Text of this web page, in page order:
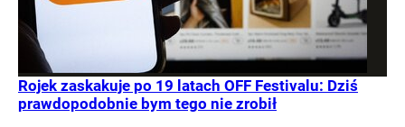
Rojek zaskakuje po 19 latach OFF Festivalu: Dziś
prawdopodobnie bym tego nie zrobił